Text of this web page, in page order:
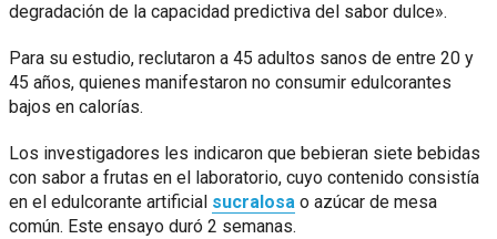
degradación de la capacidad predictiva del sabor dulce».
Para su estudio, reclutaron a 45 adultos sanos de entre 20 y
45 años, quienes manifestaron no consumir edulcorantes
bajos en calorías.
Los investigadores les indicaron que bebieran siete bebidas
con sabor a frutas en el laboratorio, cuyo contenido consistía
en el edulcorante artificial sucralosa o azúcar de mesa
común. Este ensayo duró 2 semanas.